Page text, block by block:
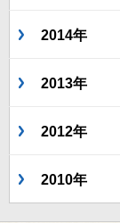
2014年
2013年
2012年
2010年